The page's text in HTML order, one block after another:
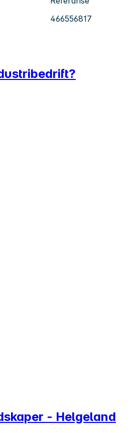
466556817
- Helgeland